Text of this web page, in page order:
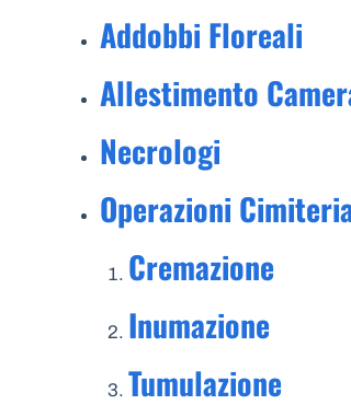
Addobbi Floreali
Allestimento
Necrologi
Operazioni
Cremazione
Inumazione
Tumulazione